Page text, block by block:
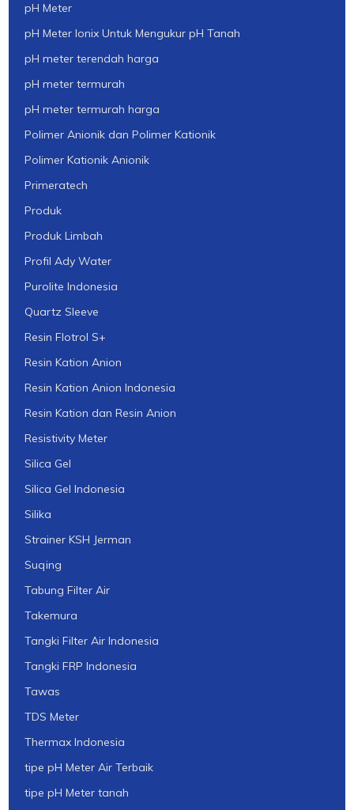
pH Meter
pH Meter Ionix Untuk Mengukur pH Tanah
pH meter terendah harga
pH meter termurah
pH meter termurah harga
Polimer Anionik dan Polimer Kationik
Polimer Kationik Anionik
Primeratech
Produk
Produk Limbah
Profil Ady Water
Purolite Indonesia
Quartz Sleeve
Resin Flotrol S+
Resin Kation Anion
Resin Kation Anion Indonesia
Resin Kation dan Resin Anion
Resistivity Meter
Silica Gel
Silica Gel Indonesia
Silika
Strainer KSH Jerman
Suqing
Tabung Filter Air
Takemura
Tangki Filter Air Indonesia
Tangki FRP Indonesia
Tawas
TDS Meter
Thermax Indonesia
tipe pH Meter Air Terbaik
tipe pH Meter tanah